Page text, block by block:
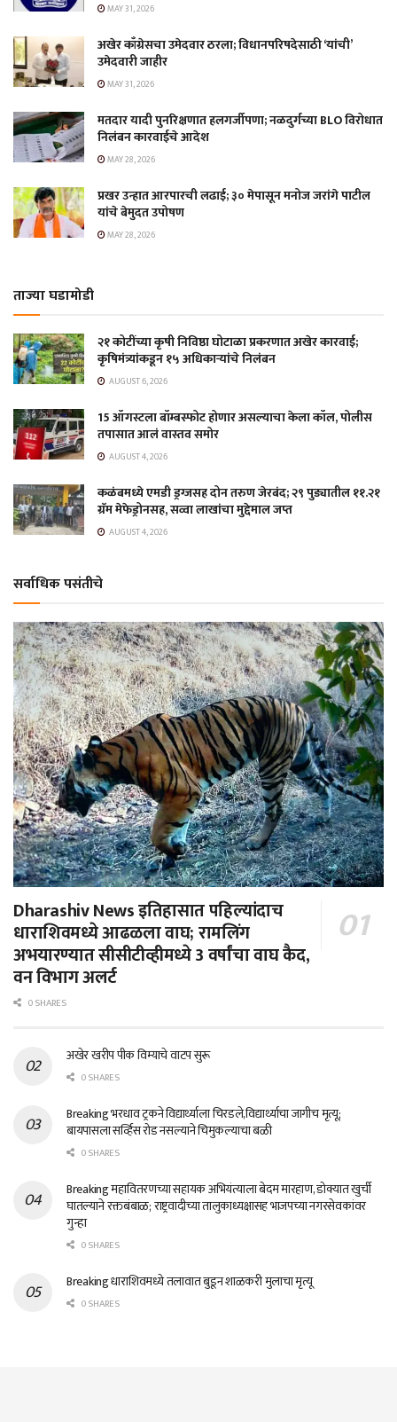
MAY 31, 2026
अखेर काँग्रेसचा उमेदवार ठरला; विधानपरिषदेसाठी ‘यांची’
उमेदवारी जाहीर
MAY 31, 2026
मतदार यादी पुनरिक्षणात हलगर्जीपणा; नळदुर्गच्या BLO विरोधात
निलंबन कारवाईचे आदेश
MAY 28, 2026
प्रखर उन्हात आरपारची लढाई; ३० मेपासून मनोज जरांगे पाटील
यांचे बेमुदत उपोषण
MAY 28, 2026
ताज्या घडामोडी
२१ कोटींच्या कृषी निविष्ठा घोटाळा प्रकरणात अखेर कारवाई;
कृषिमंत्र्यांकडून १५ अधिकाऱ्यांचे निलंबन
AUGUST 6, 2026
15 ऑगस्टला बॉम्बस्फोट होणार असल्याचा केला कॉल, पोलीस
तपासात आलं वास्तव समोर
AUGUST 4, 2026
कळंबमध्ये एमडी ड्रग्जसह दोन तरुण जेरबंद; २९ पुड्यातील ११.२१
ग्रॅम मेफेड्रोनसह, सव्वा लाखांचा मुद्देमाल जप्त
AUGUST 4, 2026
सर्वाधिक पसंतीचे
Dharashiv News इतिहासात पहिल्यांदाच
धाराशिवमध्ये आढळला वाघ; रामलिंग
अभयारण्यात सीसीटीव्हीमध्ये 3 वर्षांचा वाघ कैद,
वन विभाग अलर्ट
0 SHARES
अखेर खरीप पीक विम्याचे वाटप सुरू
0 SHARES
Breaking भरधाव ट्रकने विद्यार्थ्याला चिरडले,विद्यार्थ्याचा जागीच मृत्यू;
बायपासला सर्व्हिस रोड नसल्याने चिमुकल्याचा बळी
0 SHARES
Breaking महावितरणच्या सहायक अभियंत्याला बेदम मारहाण, डोक्यात खुर्ची
घातल्याने रक्तबंबाळ; राष्ट्रवादीच्या तालुकाध्यक्षासह भाजपच्या नगरसेवकांवर
गुन्हा
0 SHARES
Breaking धाराशिवमध्ये तलावात बुडून शाळकरी मुलाचा मृत्यू
0 SHARES